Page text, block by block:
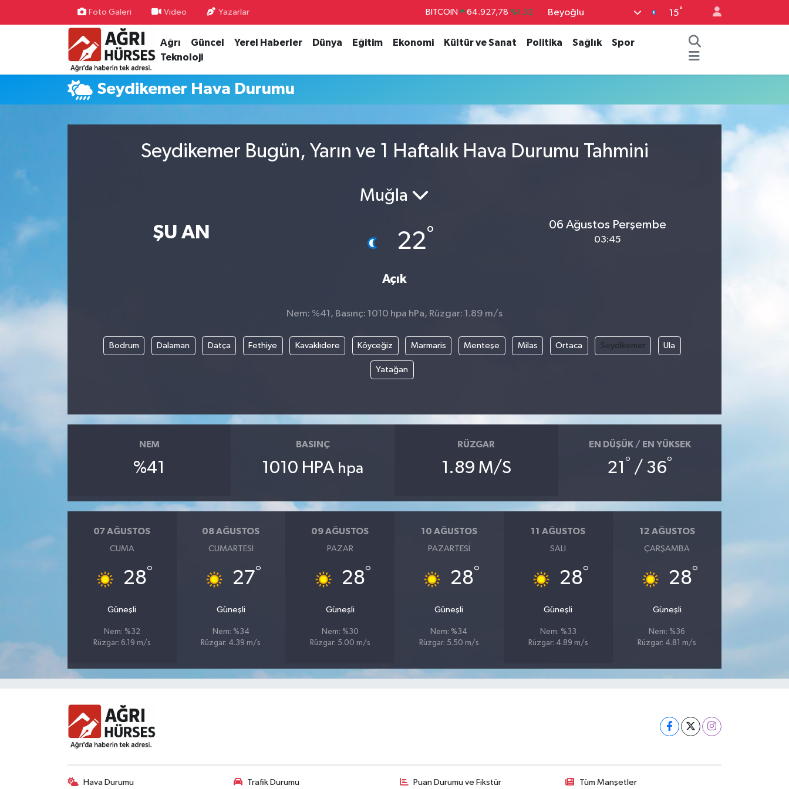
Foto Galeri Video Yazarlar BITCOIN 64.927,78 %1.32
STERLİN 64,1581 %0.16
13.703
Beyoğlu 15°
Ağrı Güncel Yerel Haberler Dünya Eğitim Ekonomi Kültür ve Sanat Politika Sağlık
Spor
Teknoloji
Seydikemer Hava Durumu
Seydikemer Bugün, Yarın ve 1 Haftalık Hava Durumu Tahmini
ŞU AN
Muğla
22°
Açık
06 Ağustos Perşembe
03:45
Nem: %41, Basınç: 1010 hpa hPa, Rüzgar: 1.89 m/s
Bodrum Dalaman Datça Fethiye Kavaklıdere Köyceğiz Marmaris Menteşe Milas Ortaca Seydikemer Ula
Yatağan
NEM
%41
BASINÇ
1010 HPA hpa
RÜZGAR
1.89 M/S
EN DÜŞÜK / EN YÜKSEK
21 ° / 36°
07 AĞUSTOS
CUMA
28°
Güneşli
Nem: %32
Rüzgar: 6.19 m/s
08 AĞUSTOS
CUMARTESI
27°
Güneşli
Nem: %34
Rüzgar: 4.39 m/s
09 AĞUSTOS
PAZAR
28°
Güneşli
Nem: %30
Rüzgar: 5.00 m/s
10 AĞUSTOS
PAZARTESI
28°
Güneşli
Nem: %34
Rüzgar: 5.50 m/s
11 AĞUSTOS
SALI
28°
Güneşli
Nem: %33
Rüzgar: 4.89 m/s
12 AĞUSTOS
ÇARŞAMBA
28°
Güneşli
Nem: %36
Rüzgar: 4.81 m/s
Hava Durumu Trafik Durumu Puan Durumu ve Fikstür Tüm Manşetler
Hava Durumu
Trafik Durumu
Süper Lig Puan Durumu ve Fikstür